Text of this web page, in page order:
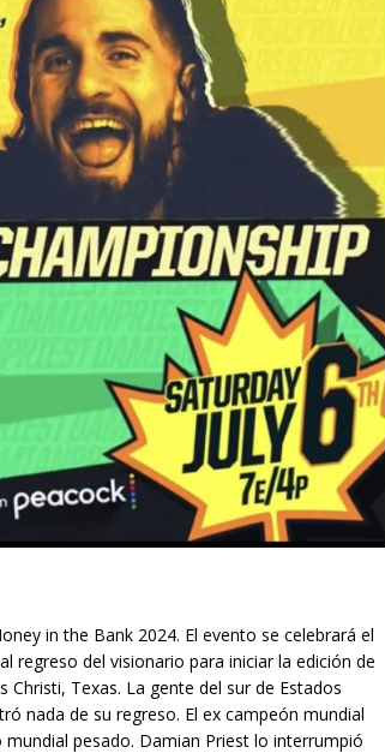
in the Bank 2024. El evento se celebrará el
regreso del visionario para iniciar la edición de
Texas. La gente del sur de Estados
nada de su regreso. El ex campeón mundial
pesado. Damian Priest lo interrumpió